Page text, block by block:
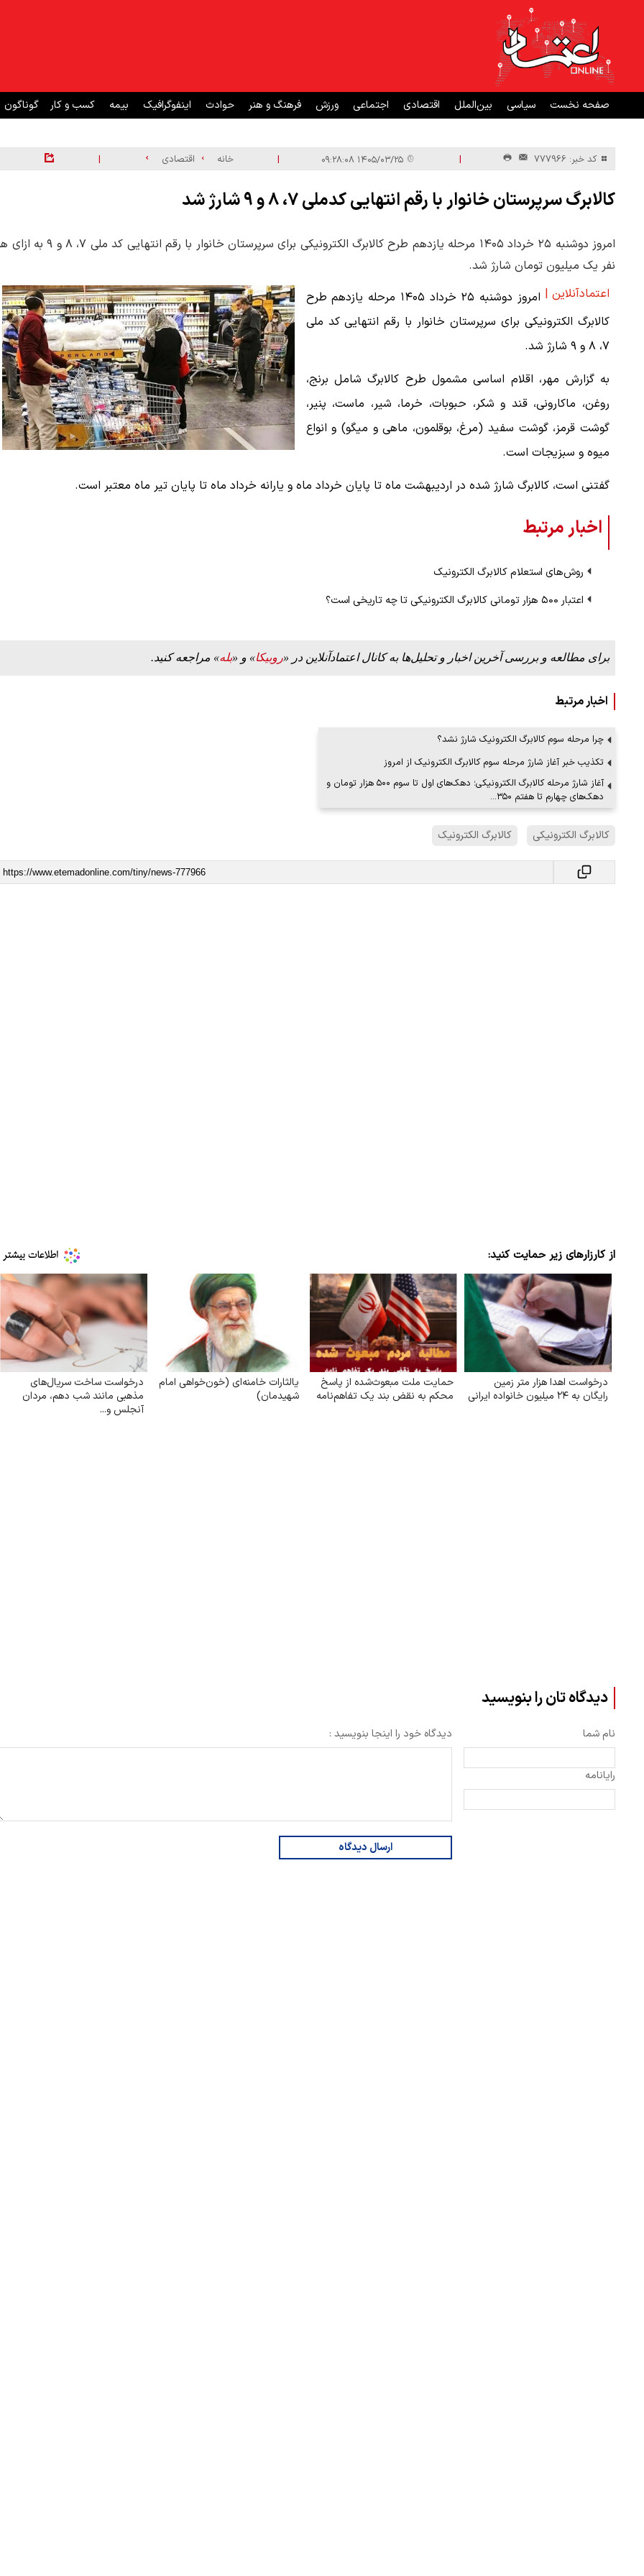
صفحه نخست سیاسی بین‌الملل اقتصادی اجتماعی ورزش فرهنگ و هنر حوادث اینفوگرافیک بیمه کسب و کار گوناگون
کد خبر: 777966 | ۱۴۰۵/۰۳/۲۵ ۰۹:۲۸:۰۸ | خانه اقتصادی |
کالابرگ سرپرستان خانوار با رقم انتهایی کدملی ۷، ۸ و ۹ شارژ شد
امروز دوشنبه ۲۵ خرداد ۱۴۰۵ مرحله یازدهم طرح کالابرگ الکترونیکی برای سرپرستان خانوار با رقم انتهایی کد ملی ۷،
نفر یک میلیون تومان شارژ شد.
اعتمادآنلاین |
امروز دوشنبه ۲۵ خرداد ۱۴۰۵ مرحله یازدهم طرح
کالابرگ الکترونیکی برای سرپرستان خانوار با رقم انتهایی کد ملی
۷، ۸ و ۹ شارژ شد.
به گزارش مهر، اقلام اساسی مشمول طرح کالابرگ شامل برنج،
روغن، ماکارونی، قند و شکر، حبوبات، خرما، شیر، ماست، پنیر،
گوشت قرمز، گوشت سفید (مرغ، بوقلمون، ماهی و میگو) و انواع
میوه و سبزیجات است.
گفتنی است، کالابرگ شارژ شده در اردیبهشت ماه تا پایان خرداد ماه و یارانه خرداد ماه تا پایان تیر ماه معتبر است.
اخبار مرتبط
روش‌های استعلام کالابرگ الکترونیک
اعتبار ۵۰۰ هزار تومانی کالابرگ الکترونیکی تا چه تاریخی است؟
برای مطالعه و بررسی آخرین اخبار و تحلیل‌ها به کانال اعتمادآنلاین در «روبیکا» و «بله» مراجعه کنید.
اخبار مرتبط
چرا مرحله سوم کالابرگ الکترونیک شارژ نشد؟
تکذیب خبر آغاز شارژ مرحله سوم کالابرگ الکترونیک از امروز
آغاز شارژ مرحله کالابرگ الکترونیکی؛ دهک‌های اول تا سوم ۵۰۰ هزار تومان و
دهک‌های چهارم تا هفتم ۳۵۰…
کالابرگ الکترونیکی کالابرگ الکترونیک
از کارزارهای زیر حمایت کنید:
درخواست اهدا هزار متر زمین
رایگان به ۲۴ میلیون خانواده ایرانی
حمایت ملت مبعوث‌شده از پاسخ
محکم به نقض بند یک تفاهم‌نامه
یالثارات خامنه‌ای (خون‌خواهی امام
شهیدمان)
درخواست ساخت سریال‌های
مذهبی مانند شب دهم، مردان
آنجلس و...
دیدگاه تان را بنویسید
نام شما
رایانامه
دیدگاه خود را اینجا بنویسید :
ارسال دیدگاه